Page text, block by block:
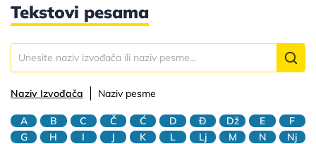
Tekstovi pesama
Naziv Izvođača Naziv pesme
A B C Č Ć D Đ Dž E
F
G
H I J K L Lj M N
Nj